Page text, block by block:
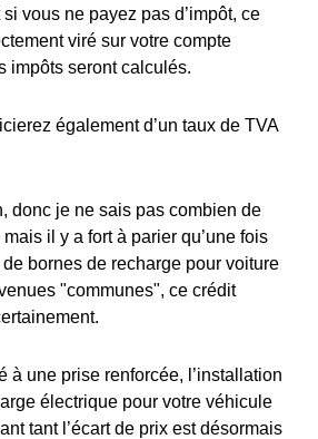
vous ne payez pas d’impôt, ce
viré sur votre compte
impôts seront calculés.
également d’un taux de TVA
donc je ne sais pas combien de
il y a fort à parier qu’une fois
bornes de recharge pour voiture
"communes", ce crédit
à une prise renforcée, l’installation
électrique pour votre véhicule
tant l’écart de prix est désormais